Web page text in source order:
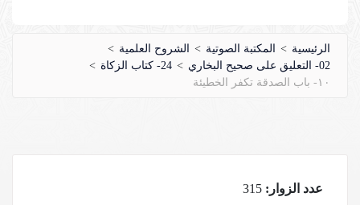
الرئيسية > المكتبة الصوتية > الشروح العلمية >
02- التعليق على صحيح البخاري
> 24- كتاب الزكاة
>
١٠- باب الصدقة تكفر الخطيئة
عدد الزوار: 315